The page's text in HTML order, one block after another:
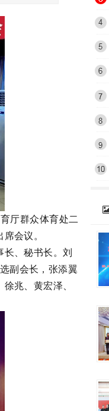
厅群众体育处二
会议。
、秘书长。刘
副会长，张添翼
兆、黄宏泽、